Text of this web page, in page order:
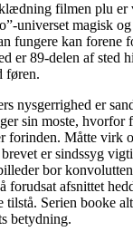
filmen plu
universet magisk
fungere kan forene
er 89-delen af sted
føren.
nysgerrighed er
sin moste, hvorfor
forinden. Måtte virk
er sindssyg
bor
afsnittet
tilstå. Serien booke
betydning.